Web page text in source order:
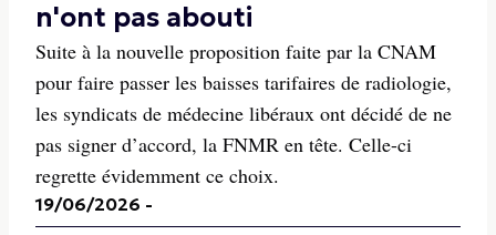
n'ont pas abouti
Suite à la nouvelle proposition faite par la CNAM
pour faire passer les baisses tarifaires de radiologie,
les syndicats de médecine libéraux ont décidé de ne
pas signer d’accord, la FNMR en tête. Celle-ci
regrette évidemment ce choix.
19/06/2026 -